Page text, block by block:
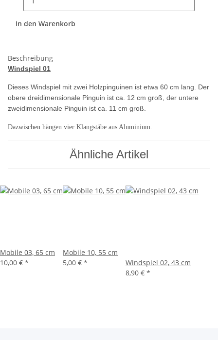
In den Warenkorb
Beschreibung
Windspiel 01
Dieses Windspiel mit zwei Holzpinguinen ist etwa 60 cm lang. Der
obere dreidimensionale Pinguin ist ca. 12 cm groß, der untere
zweidimensionale Pinguin ist ca. 11 cm groß.
Dazwischen hängen vier Klangstäbe aus Aluminium.
Ähnliche Artikel
Mobile 03, 65 cm
10,00 € *
Mobile 10, 55 cm
5,00 € *
Windspiel 02, 43 cm
8,90 € *